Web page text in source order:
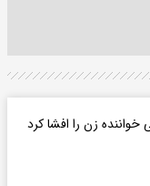
زن را افشا کرد